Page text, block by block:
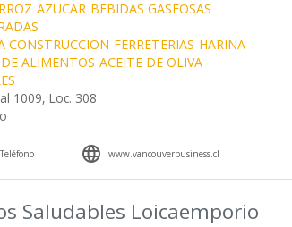
AZUCAR BEBIDAS GASEOSAS
CONSTRUCCION FERRETERIAS HARINA
ALIMENTOS ACEITE DE OLIVA
1009, Loc. 308
Teléfono  www.vancouverbusiness.cl
Saludables Loicaemporio